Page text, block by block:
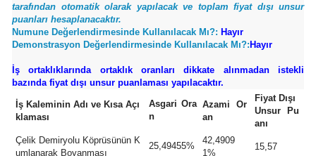
tarafından otomatik olarak yapılacak ve toplam fiyat dışı unsur
puanları hesaplanacaktır.
Numune Değerlendirmesinde Kullanılacak Mı?: Hayır
Demonstrasyon Değerlendirmesinde Kullanılacak Mı?: Hayır
İş ortaklıklarında ortaklık oranları dikkate alınmadan istekli
bazında fiyat dışı unsur puanlaması yapılacaktır.
İş Kaleminin Adı ve Kısa Açı
klaması
Asgari Ora
n
Azami Or
an
Fiyat Dışı
Unsur Pu
anı
Çelik Demiryolu Köprüsünün K
umlanarak Boyanması
25,49455%
42,4909
1%
15,57